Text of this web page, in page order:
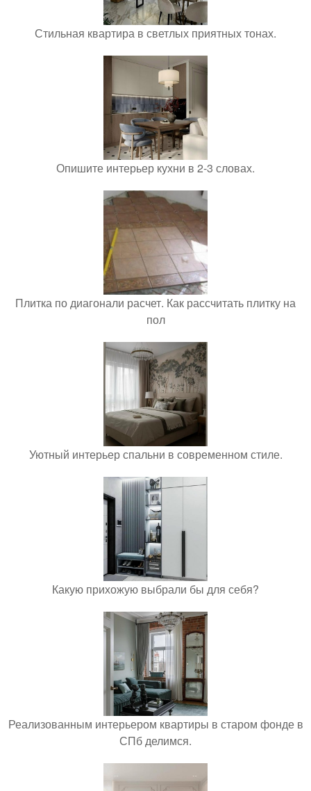
Стильная квартира в светлых приятных тонах.
Опишите интерьер кухни в 2-3 словах.
Плитка по диагонали расчет. Как рассчитать плитку на
пол
Уютный интерьер спальни в современном стиле.
Какую прихожую выбрали бы для себя?
Реализованным интерьером квартиры в старом фонде в
СПб делимся.